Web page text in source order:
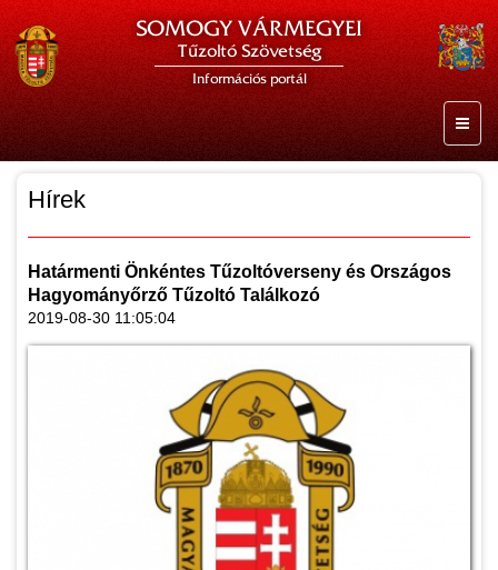
SOMOGY VÁRMEGYEI
Tűzoltó Szövetség
Információs portál
Hírek
Határmenti Önkéntes Tűzoltóverseny és Országos
Hagyományőrző Tűzoltó Találkozó
2019-08-30 11:05:04